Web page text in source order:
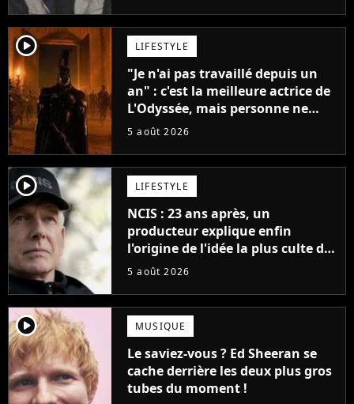
player2 LIFESTYLE
"Je n'ai pas travaillé depuis un
an" : c'est la meilleure actrice de
L'Odyssée, mais personne ne
veut lui donner de rôle au
5 août 2026
player2 LIFESTYLE
NCIS : 23 ans après, un
producteur explique enfin
l'origine de l'idée la plus culte de
la série (et on ne parle pas du
5 août 2026
player2 MUSIQUE
Le saviez-vous ? Ed Sheeran se
cache derrière les deux plus gros
tubes du moment !